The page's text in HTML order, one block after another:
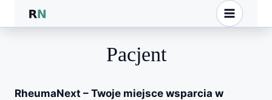
Przejdź
do
Pacjent
RheumaNext – Twoje miejsce wsparcia w